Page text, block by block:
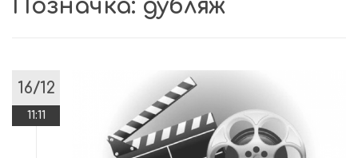
Позначка: дубляж
16/12
11:11